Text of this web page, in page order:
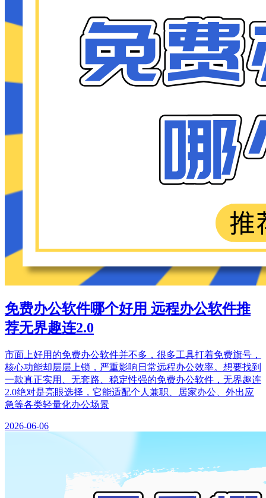
免费办公软件哪个好用 远程办公软件推
荐无界趣连2.0
市面上好用的免费办公软件并不多，很多工具打着免费旗号，
核心功能却层层上锁，严重影响日常远程办公效率。想要找到
一款真正实用、无套路、稳定性强的免费办公软件，无界趣连
2.0绝对是亮眼选择，它能适配个人兼职、居家办公、外出应
急等各类轻量化办公场景
2026-06-06